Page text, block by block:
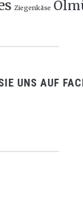
Ziegenkäse
UNS AUF